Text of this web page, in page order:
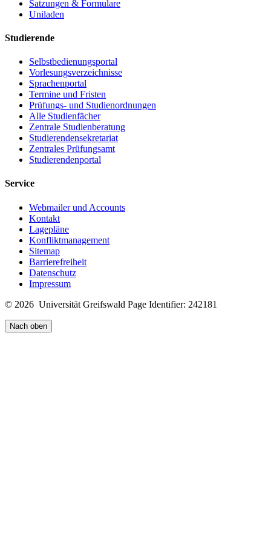
Satzungen & Formulare
Uniladen
Studierende
Selbstbedienungsportal
Vorlesungsverzeichnisse
Sprachenportal
Termine und Fristen
Prüfungs- und Studienordnungen
Alle Studienfächer
Zentrale Studienberatung
Studierendensekretariat
Zentrales Prüfungsamt
Studierendenportal
Service
Webmailer und Accounts
Kontakt
Lagepläne
Konfliktmanagement
Sitemap
Barrierefreiheit
Datenschutz
Impressum
© 2026 Universität Greifswald Page Identifier: 242181
Nach oben